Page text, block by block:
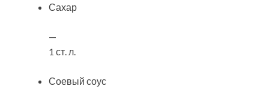
Сахар
—
1 ст. л.
Соевый соус